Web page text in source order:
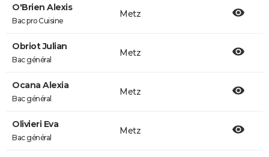
O'Brien Alexis
Bac pro Cuisine
Metz
Obriot Julian
Bac général
Metz
Ocana Alexia
Bac général
Metz
Olivieri Eva
Bac général
Metz